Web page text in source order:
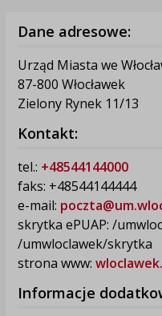
Dane adresowe:
Urząd Miasta we
87-800 Włocławek
Zielony Rynek 11/13
Kontakt:
tel.: +48544144000
faks: +48544144444
e-mail:
skrytka ePUAP: /
/umwloclawek/skrytka
strona www:
Informacje